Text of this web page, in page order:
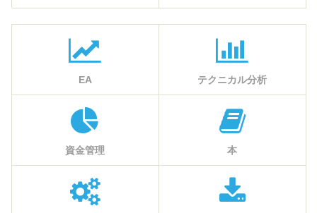
EA テクニカル分析
資金管理 本